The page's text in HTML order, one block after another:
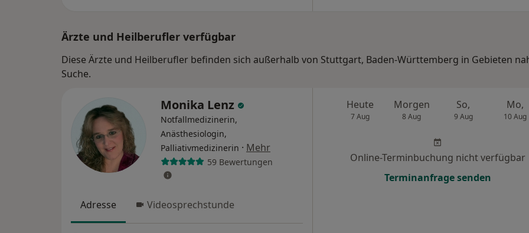
Ärzte und Heilberufler verfügbar
Diese Ärzte und Heilberufler befinden sich außerhalb von Stuttgart, Baden-Württemberg in Gebieten
Suche.
Monika Lenz
Notfallmedizinerin,
Anästhesiologin,
Palliativmedizinerin · Mehr
59 Bewertungen
Adresse Videosprechstunde
Heute
7 Aug
Morgen
8 Aug
So,
9 Aug
Mo,
10 Aug
Online-Terminbuchung nicht verfügbar
Terminanfrage senden